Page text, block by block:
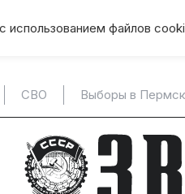
файлов
СВО Выборы в